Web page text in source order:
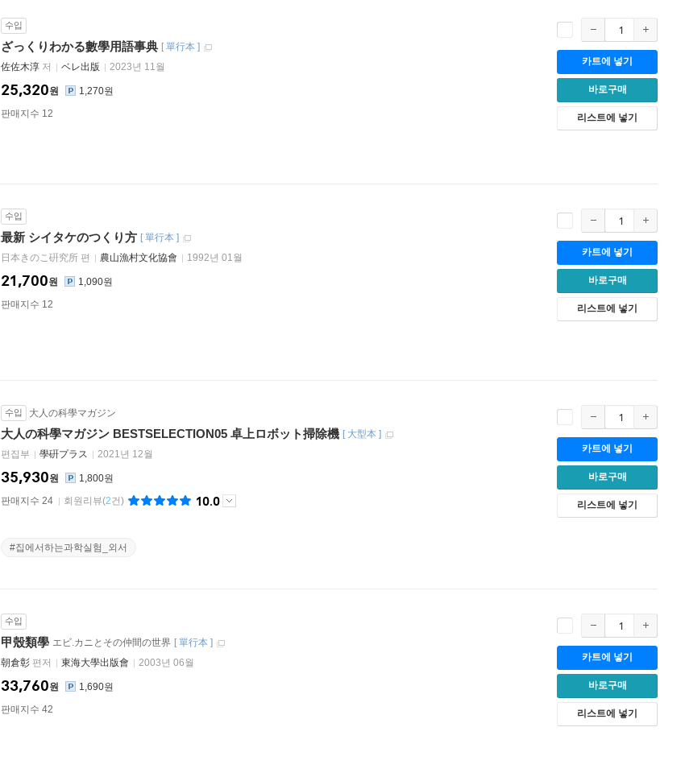
수입
ざっくりわかる數學用語事典 [單行本 ]
佐佐木淳 저 ベレ出版 2023년 11월
25,320원
1,270원
판매지수 12
카트에 넣기
바로구매
리스트에 넣기
수입
最新 シイタケのつくり方 [單行本 ]
日本きのこ硏究所 편
農山漁村文化協會 1992년 01월
21,700원
1,090원
판매지수 12
카트에 넣기
바로구매
리스트에 넣기
수입 大人の科學マガジン
大人の科學マガジン BESTSELECTION05 卓上ロボット掃除機 [ 大型本 ]
편집부
學硏プラス 2021년 12월
35,930원
1,800원
판매지수 24
회원리뷰(2건) 10.0
#집에서하는과학실험_외서
카트에 넣기
바로구매
리스트에 넣기
수입
甲殼類學 エビ.カニとその仲間の世界 [單行本 ]
朝倉彰 편저 東海大學出版會 2003년 06월
33,760원
1,690원
판매지수 42
카트에 넣기
바로구매
리스트에 넣기